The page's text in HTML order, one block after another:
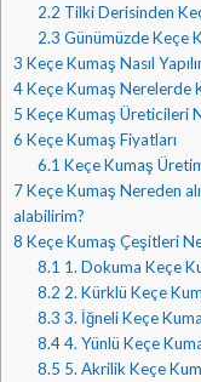
2.2 Tilki Derisinden
2.3 Günümüzde Keçe
3 Keçe Kumaş Nasıl
4Keçe Kumaş Nerelerde
5 Keçe Kumaş Üreticileri
6 Keçe Kumaş Fiyatları
6.1 Keçe Kumaş
7Keçe Kumaş Nereden
alabilirim?
8 Keçe Kumaş Çeşitleri
8.1 1. Dokuma Keçe
8.2 2. Kürklü Keçe
8.3 3. İğneli Keçe
8.44. Yünlü Keçe
8.5 5. Akrilik Keçe